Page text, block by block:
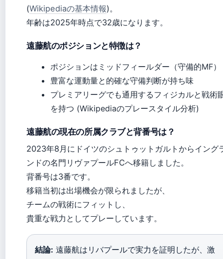
(Wikipediaの基本情報)。
年齢は2025年時点で32歳になります。
遠藤航のポジションと特徴は？
ポジションはミッドフィールダー（守備的MF）
豊富な運動量と的確な守備判断が持ち味
プレミアリーグでも通用するフィジカルと戦術
を持つ (Wikipediaのプレースタイル分析)
遠藤航の現在の所属クラブと背番号は？
2023年8月にドイツのシュトゥットガルトからイング
ンドの名門リヴァプールFCへ移籍しました。
背番号は3番です。
移籍当初は出場機会が限られましたが、
チームの戦術にフィットし、
貴重な戦力としてプレーしています。
結論: 遠藤航はリバプールで実力を証明したが、激